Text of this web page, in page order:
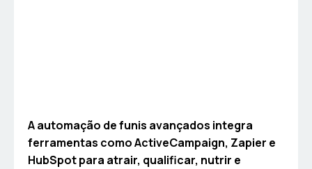
A automação de funis avançados integra
ferramentas como ActiveCampaign, Zapier e
HubSpot para atrair, qualificar, nutrir e